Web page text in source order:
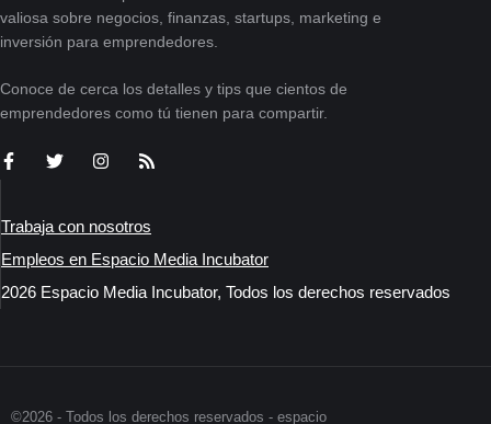
valiosa sobre negocios, finanzas, startups, marketing e
inversión para emprendedores.
Conoce de cerca los detalles y tips que cientos de
emprendedores como tú tienen para compartir.
Trabaja con nosotros
Empleos en Espacio Media Incubator
2026 Espacio Media Incubator, Todos los derechos reservados
©2026 - Todos los derechos reservados - espacio